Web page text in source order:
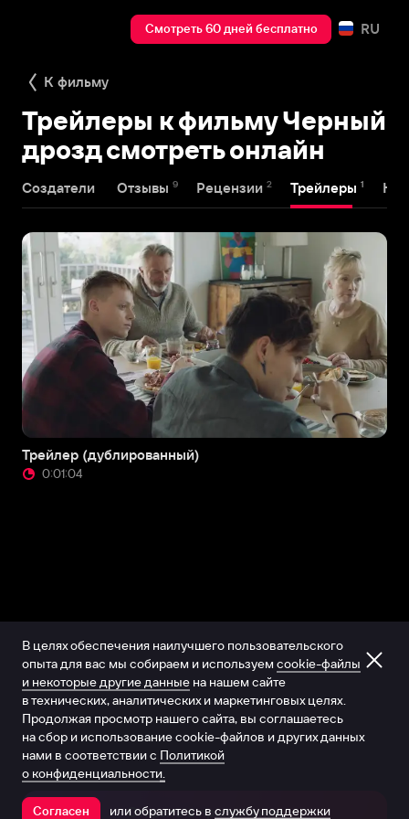
Смотреть 60 дней бесплатно RU
К фильму
Трейлеры к фильму Черный
дрозд смотреть онлайн
Создатели Отзывы 9 Рецензии 2 Трейлеры 1
Трейлер (дублированный)
0:01:04
Открыть в приложении
В целях обеспечения наилучшего пользовательского
опыта для вас мы собираем и используем cookie-файлы
и некоторые другие данные на нашем сайте
в технических, аналитических и маркетинговых целях.
Продолжая просмотр нашего сайта, вы соглашаетесь
на сбор и использование cookie-файлов и других данных
нами в соответствии с Политикой
о конфиденциальности.
Согласен или обратитесь в службу поддержки